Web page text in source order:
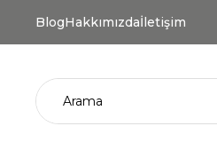
BlogHakkımızdaİletişim